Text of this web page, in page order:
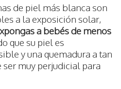
de piel más blanca son
a la exposición solar,
a bebés de menos
que su piel es
y una quemadura a tan
muy perjudicial para